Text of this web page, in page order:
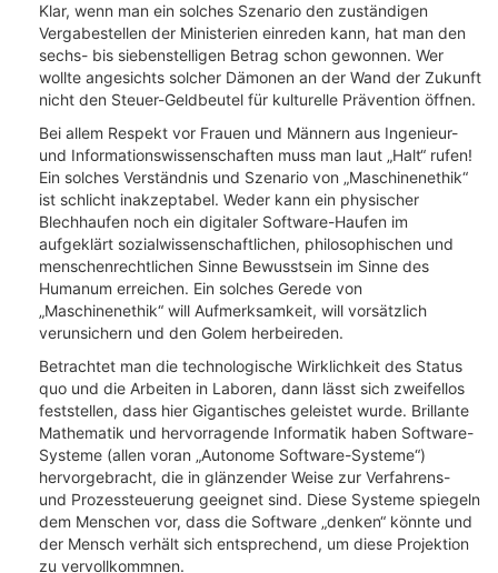
Klar, wenn man ein solches Szenario den zuständigen
Vergabestellen der Ministerien einreden kann, hat man den
sechs- bis siebenstelligen Betrag schon gewonnen. Wer
wollte angesichts solcher Dämonen an der Wand der Zukunft
nicht den Steuer-Geldbeutel für kulturelle Prävention öffnen.
Bei allem Respekt vor Frauen und Männern aus Ingenieur-
und Informationswissenschaften muss man laut „Halt“ rufen!
Ein solches Verständnis und Szenario von „Maschinenethik“
ist schlicht inakzeptabel. Weder kann ein physischer
Blechhaufen noch ein digitaler Software-Haufen im
aufgeklärt sozialwissenschaftlichen, philosophischen und
menschenrechtlichen Sinne Bewusstsein im Sinne des
Humanum erreichen. Ein solches Gerede von
„Maschinenethik“ will Aufmerksamkeit, will vorsätzlich
verunsichern und den Golem herbeireden.
Betrachtet man die technologische Wirklichkeit des Status
quo und die Arbeiten in Laboren, dann lässt sich zweifellos
feststellen, dass hier Gigantisches geleistet wurde. Brillante
Mathematik und hervorragende Informatik haben Software-
Systeme (allen voran „Autonome Software-Systeme“)
hervorgebracht, die in glänzender Weise zur Verfahrens-
und Prozessteuerung geeignet sind. Diese Systeme spiegeln
dem Menschen vor, dass die Software „denken“ könnte und
der Mensch verhält sich entsprechend, um diese Projektion
zu vervollkommnen.